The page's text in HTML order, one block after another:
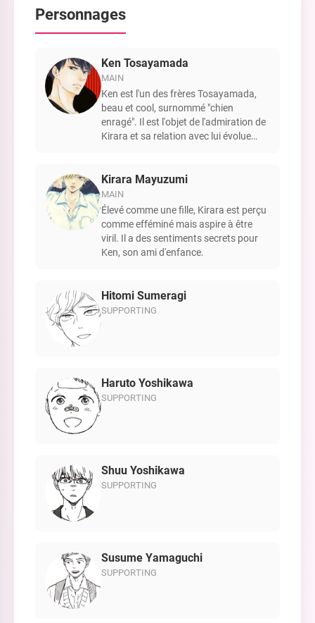
Personnages
Ken Tosayamada
MAIN
Ken est l'un des frères Tosayamada,
beau et cool, surnommé "chien
enragé". Il est l'objet de l'admiration de
Kirara et sa relation avec lui évolue
Kirara Mayuzumi
MAIN
Élevé comme une fille, Kirara est perçu
comme efféminé mais aspire à être
viril. Il a des sentiments secrets pour
Ken, son ami d'enfance.
Hitomi Sumeragi
SUPPORTING
Haruto Yoshikawa
SUPPORTING
Shuu Yoshikawa
SUPPORTING
Susume Yamaguchi
SUPPORTING